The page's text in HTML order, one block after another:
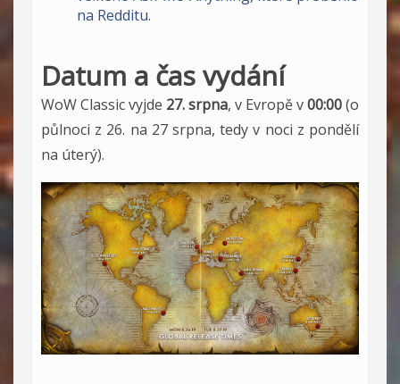
na Redditu.
Datum a čas vydání
WoW Classic vyjde 27. srpna, v Evropě v00:00(o
půlnoci z 26. na 27 srpna, tedy v noci z pondělí
na úterý).